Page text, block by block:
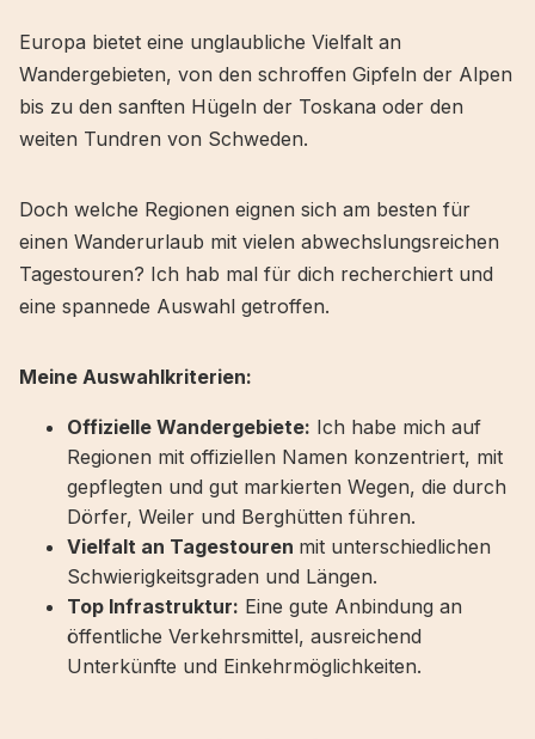
Europa bietet eine unglaubliche Vielfalt an
Wandergebieten, von den schroffen Gipfeln der Alpen
bis zu den sanften Hügeln der Toskana oder den
weiten Tundren von Schweden.
Doch welche Regionen eignen sich am besten für
einen Wanderurlaub mit vielen abwechslungsreichen
Tagestouren? Ich hab mal für dich recherchiert und
eine spannede Auswahl getroffen.
Meine Auswahlkriterien:
Offizielle Wandergebiete: Ich habe mich auf
Regionen mit offiziellen Namen konzentriert, mit
gepflegten und gut markierten Wegen, die durch
Dörfer, Weiler und Berghütten führen.
Vielfalt an Tagestouren mit unterschiedlichen
Schwierigkeitsgraden und Längen.
Top Infrastruktur: Eine gute Anbindung an
öffentliche Verkehrsmittel, ausreichend
Unterkünfte und Einkehrmöglichkeiten.